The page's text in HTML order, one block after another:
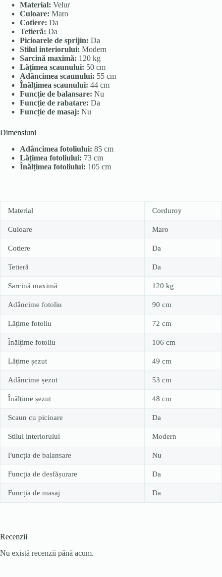
Material: Velur
Culoare: Maro
Cotiere: Da
Tetieră: Da
Picioarele de sprijin: Da
Stilul interiorului: Modern
Sarcină maximă: 120 kg
Lățimea scaunului: 50 cm
Adâncimea scaunului: 55 cm
Înălțimea scaunului: 44 cm
Funcție de balansare: Nu
Funcție de rabatare: Da
Funcție de masaj: Nu
Dimensiuni
Adâncimea fotoliului: 85 cm
Lățimea fotoliului: 73 cm
Înălțimea fotoliului: 105 cm
Material Corduroy
Culoare Maro
Cotiere Da
Tetieră Da
Sarcină maximă 120 kg
Adâncime fotoliu 90 cm
Lățime fotoliu 72 cm
Înălțime fotoliu 106 cm
Lățime șezut 49 cm
Adâncime șezut 53 cm
Înălțime șezut 48 cm
Scaun cu picioare Da
Stilul interiorului Modern
Funcția de balansare Nu
Funcția de desfășurare Da
Funcția de masaj Da
Recenzii
Nu există recenzii până acum.